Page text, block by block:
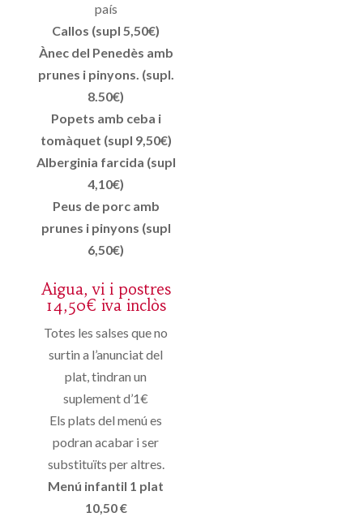
país
Callos (supl 5,50€)
Ànec del Penedès amb
prunes i pinyons. (supl.
8.50€)
Popets amb ceba i
tomàquet (supl 9,50€)
Alberginia farcida (supl
4,10€)
Peus de porc amb
prunes i pinyons (supl
6,50€)
Aigua, vi i postres
14,50€ iva inclòs
Totes les salses que no
surtin a l’anunciat del
plat, tindran un
suplement d’1€
Els plats del menú es
podran acabar i ser
substituïts per altres.
Menú infantil 1 plat
10,50 €